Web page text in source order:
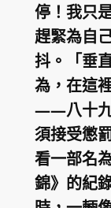
停！我只
趕緊為自
抖。「垂
為，在這
——八十九
須接受懲
看一部名
錦》的紀